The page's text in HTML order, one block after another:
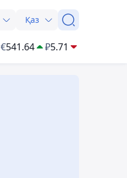
Қаз
€541.64 ₽5.71